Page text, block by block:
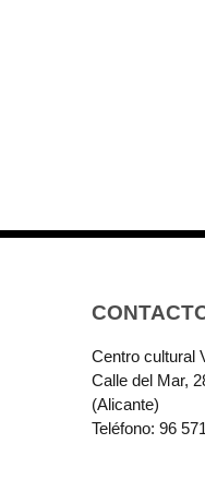
Centro cultural
Calle del Mar,
(Alicante)
Teléfono: 96